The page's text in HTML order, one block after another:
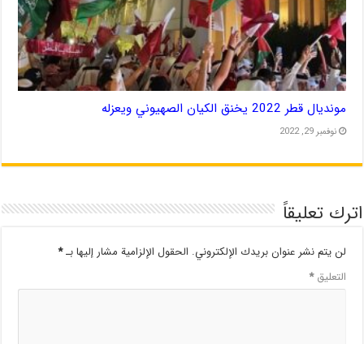
مونديال قطر 2022 يخنق الكيان الصهيوني ويعزله
نوفمبر 29, 2022
اترك تعليقاً
لن يتم نشر عنوان بريدك الإلكتروني. الحقول الإلزامية مشار إليها بـ*
التعليق*